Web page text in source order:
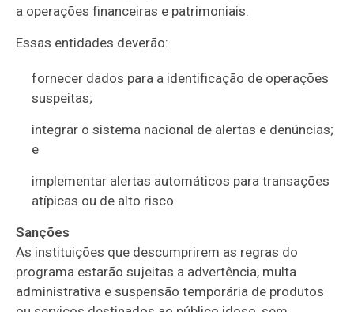
a operações financeiras e patrimoniais.
Essas entidades deverão:
fornecer dados para a identificação de operações
suspeitas;
integrar o sistema nacional de alertas e denúncias;
e
implementar alertas automáticos para transações
atípicas ou de alto risco.
Sanções
As instituições que descumprirem as regras do
programa estarão sujeitas a advertência, multa
administrativa e suspensão temporária de produtos